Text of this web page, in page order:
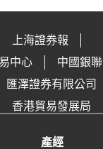
上海證券報
中心
中國銀聯
匯澤證券有限公司
香港貿易發展局
產經